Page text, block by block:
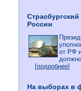
России
от РФ
[подробнее]
На выборах в